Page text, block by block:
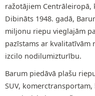
ražotājiem
Dibināts 1948. gadā,
miljonu riepu vieglajām
pazīstams ar kvalitatīvām
izcilo nodilumizturību.
Barum piedāvā plašu
SUV,